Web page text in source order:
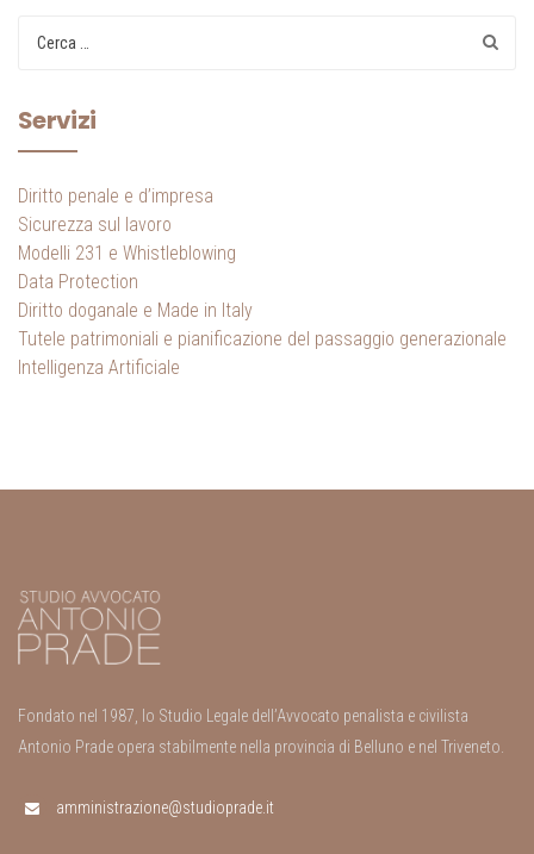
Servizi
Diritto penale e d’impresa
Sicurezza sul lavoro
Modelli 231 e Whistleblowing
Data Protection
Diritto doganale e Made in Italy
Tutele patrimoniali e pianificazione del passaggio generazionale
Intelligenza Artificiale
Fondato nel 1987, lo Studio Legale dell’Avvocato penalista e civilista
Antonio Prade opera stabilmente nella provincia di Belluno e nel Triveneto.
amministrazione@studioprade.it